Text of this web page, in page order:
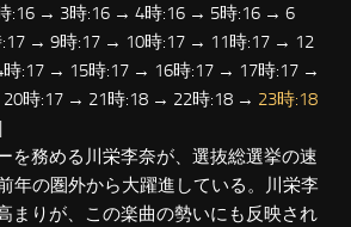
:16 → 3時:16 → 4時:16 → 5時:16 → 6
→ 9時:17 → 10時:17 → 11時:17 → 12
:17 → 15時:17 → 16時:17 → 17時:17 →
時:17 → 21時:18 → 22時:18 → 23時:18
|
を務める川栄李奈が、選抜総選挙の速
年の圏外から大躍進している。川栄李
まりが、この楽曲の勢いにも反映され